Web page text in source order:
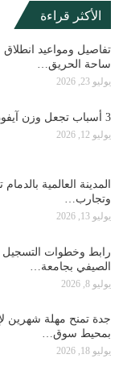
الأكثر قراءة
تفاصيل ومواعيد
ساحة الحريق…
يوليو 23, 2026
3 أسباب تجعل وزن آيفون 18 برو ماكس ميزة لا عيبًا
يوليو 12, 2026
وتجارب…
يوليو 13, 2026
رابط وخطوات التسجيل
الصيفي بجامعة…
يوليو 8, 2026
جدة تمنح مهلة شهرين
بمحيط سوق…
يوليو 18, 2026